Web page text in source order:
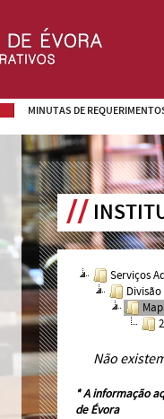
MINUTAS DE
Serviços
Não
* A informação
de Évora